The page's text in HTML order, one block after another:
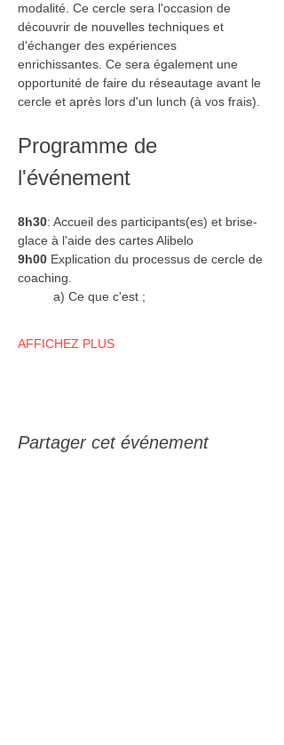
modalité. Ce cercle sera l'occasion de
découvrir de nouvelles techniques et
d'échanger des expériences
enrichissantes. Ce sera également une
opportunité de faire du réseautage avant le
cercle et après lors d'un lunch (à vos frais).
Programme de
l'événement
8h30: Accueil des participants(es) et brise-
glace à l'aide des cartes Alibelo
9h00 Explication du processus de cercle de
coaching.
a) Ce que c'est ;
AFFICHEZ PLUS
Partager cet événement